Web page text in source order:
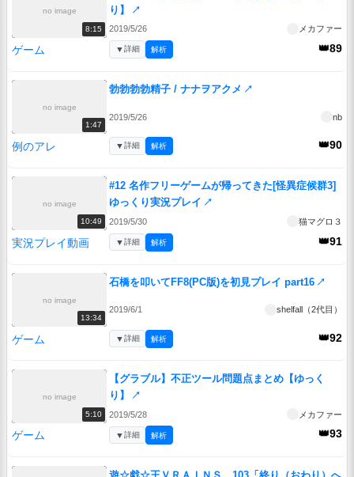
no image
8:15
り】
↗
2019/5/26 メカファー
ゲーム 👑89
▼詳細 解析
no image
1:47
勃勃勃勃精子 / ナナヲアクメ ↗
2019/5/26 nb
例のアレ 👑90
▼詳細 解析
no image
10:49
#12 名作フリーゲームが帰ってきた[怪異症候群3]
ゆっくり実況プレイ ↗
2019/5/30 猫マグロ３
実況プレイ動画 👑91
▼詳細 解析
no image
13:34
石橋を叩いてFF8(PC版)を初見プレイ part16 ↗
2019/6/1 shelfall（2代目）
ゲーム 👑92
▼詳細 解析
no image
5:10
【グラブル】不正ツール問題点まとめ【ゆっく
り】
↗
2019/5/28 メカファー
ゲーム 👑93
▼詳細 解析